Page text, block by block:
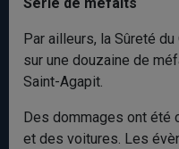
Par ailleurs, la Sûreté
sur une douzaine de
Saint-Agapit.
Des dommages ont été
et des voitures. Les